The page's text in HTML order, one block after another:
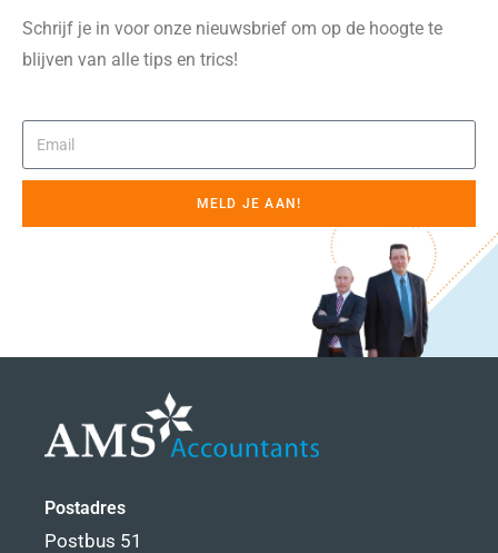
Schrijf je in voor onze nieuwsbrief om op de hoogte te
blijven van alle tips en trics!
MELD JE AAN!
Postadres
Postbus 51